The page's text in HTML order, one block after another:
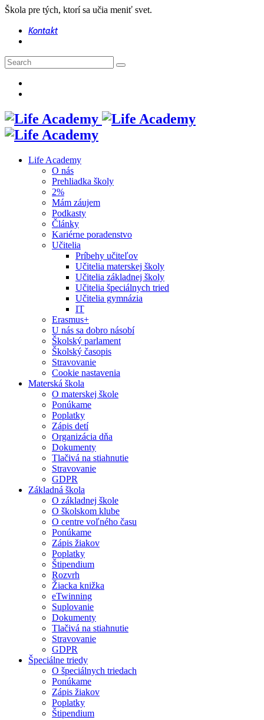
Škola pre tých, ktorí sa učia meniť svet.
Kontakt
Life Academy
O nás
Prehliadka školy
2%
Mám záujem
Podkasty
Články
Kariérne poradenstvo
Učitelia
Príbehy učiteľov
Učitelia materskej školy
Učitelia základnej školy
Učitelia špeciálnych tried
Učitelia gymnázia
IT
Erasmus+
U nás sa dobro násobí
Školský parlament
Školský časopis
Stravovanie
Cookie nastavenia
Materská škola
O materskej škole
Ponúkame
Poplatky
Zápis detí
Organizácia dňa
Dokumenty
Tlačivá na stiahnutie
Stravovanie
GDPR
Základná škola
O základnej škole
O školskom klube
O centre voľného času
Ponúkame
Zápis žiakov
Poplatky
Štipendium
Rozvrh
Žiacka knižka
eTwinning
Suplovanie
Dokumenty
Tlačivá na stiahnutie
Stravovanie
GDPR
Špeciálne triedy
O špeciálnych triedach
Ponúkame
Zápis žiakov
Poplatky
Štipendium